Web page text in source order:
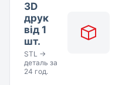
3D
друк
від 1
шт.
STL →
деталь за
24 год.